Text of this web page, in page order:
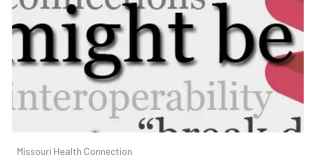
Missouri Health Connection